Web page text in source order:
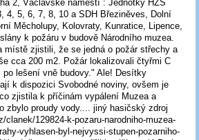
2, Václavské náměstí : Jednotky HZS
4, 5, 6, 7, 8, 10 a SDH Březiněves, Dolní
Měcholupy, Kolovraty, Kunratice, Lipence,
k požáru v budově Národního muzea.
místě zjistili, že se jedná o požár střechy a
cca 200 m2. Požár lokalizovali čtyřmi C
po lešení vně budovy." Ale! Desítky
k dispozici Svobodné noviny, ovšem je
zjistila k příčinám vypálení Muzea a
zbylo proudy vody.... jiný hasičský zdroj
clanek/129824-k-pozaru-narodniho-muzea-
vyhlasen-byl-nejvyssi-stupen-pozarniho-